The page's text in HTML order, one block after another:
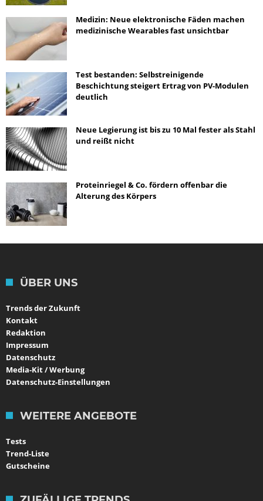
Medizin: Neue elektronische Fäden machen
medizinische Wearables fast unsichtbar
Test bestanden: Selbstreinigende
Beschichtung steigert Ertrag von PV-Modulen
deutlich
Neue Legierung ist bis zu 10 Mal fester als Stahl
und reißt nicht
Proteinriegel & Co. fördern offenbar die
Alterung des Körpers
ÜBER UNS
Trends der Zukunft
Kontakt
Redaktion
Impressum
Datenschutz
Media-Kit / Werbung
Datenschutz-Einstellungen
WEITERE ANGEBOTE
Tests
Trend-Liste
Gutscheine